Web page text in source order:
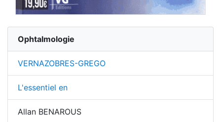
Ophtalmologie
VERNAZOBRES-GREGO
L'essentiel en
Allan BENAROUS